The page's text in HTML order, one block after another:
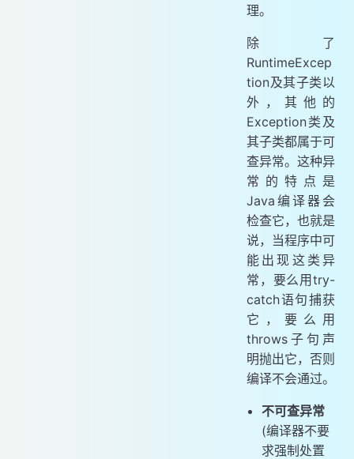
理。
除了
RuntimeExcep
tion及其子类以
外，其他的
Exception类及
其子类都属于可
查异常。这种异
常的特点是
Java编译器会
检查它，也就是
说，当程序中可
能出现这类异
常，要么用try-
catch语句捕获
它，要么用
throws子句声
明抛出它，否则
编译不会通过。
不可查异常
(编译器不要
求强制处置